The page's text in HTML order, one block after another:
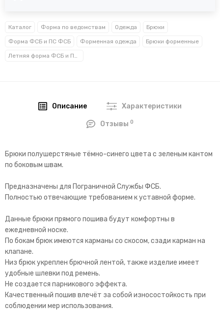
Каталог Форма по ведомствам Одежда Брюки
Форма ФСБ и ПС ФСБ Форменная одежда Брюки форменные
Летняя форма ФСБ и ПС ФСБ
Описание Характеристики
Отзывы0
Брюки полушерстяные тёмно-синего цвета с зеленым кантом
по боковым швам.
Предназначены для Пограничной Службы ФСБ.
Полностью отвечающие требованием к уставной форме.
Данные брюки прямого пошива будут комфортны в
ежедневной носке.
По бокам брюк имеются карманы со скосом, сзади карман на
клапане.
Низ брюк укреплен брючной лентой, также изделие имеет
удобные шлевки под ремень.
Не создается парникового эффекта.
Качественный пошив влечёт за собой износостойкость при
соблюдении мер использования.